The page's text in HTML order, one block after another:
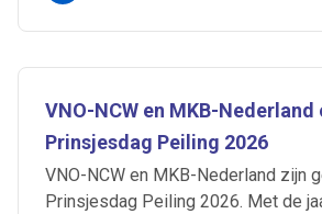
VNO-NCW en MKB-Nederland
Prinsjesdag Peiling 2026
VNO-NCW en MKB-Nederland zijn
Prinsjesdag Peiling 2026. Met de
Alerts ontvangen
Artikelen zoeken